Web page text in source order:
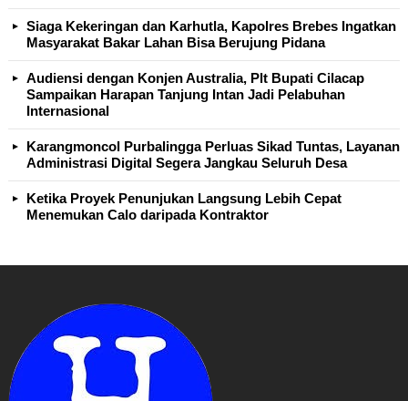
Siaga Kekeringan dan Karhutla, Kapolres Brebes Ingatkan
Masyarakat Bakar Lahan Bisa Berujung Pidana
Audiensi dengan Konjen Australia, Plt Bupati Cilacap
Sampaikan Harapan Tanjung Intan Jadi Pelabuhan
Internasional
Karangmoncol Purbalingga Perluas Sikad Tuntas, Layanan
Administrasi Digital Segera Jangkau Seluruh Desa
Ketika Proyek Penunjukan Langsung Lebih Cepat
Menemukan Calo daripada Kontraktor